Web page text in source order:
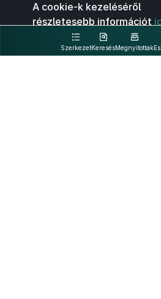
SzerkezetKeresésMegnyitottak
A cookie-k kezeléséről
részletesebb információt
kattintva olvashat.